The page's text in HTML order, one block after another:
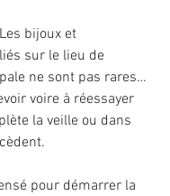
bijoux et
sur le lieu de
ne sont pas rares…
voire à réessayer
la veille ou dans
pour démarrer la